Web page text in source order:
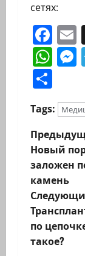
сетях:
Tags:
Н
а
в
и
г
Новый
заложен
камень
по
такое?